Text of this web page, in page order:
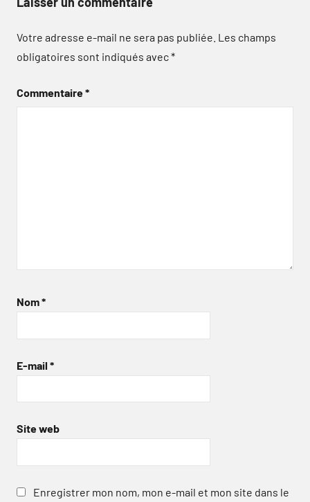
Votre adresse e-mail ne sera pas publiée. Les champs
obligatoires sont indiqués avec*
Commentaire*
Nom*
E-mail *
Site web
Enregistrer mon nom, mon e-mail et mon site dans le